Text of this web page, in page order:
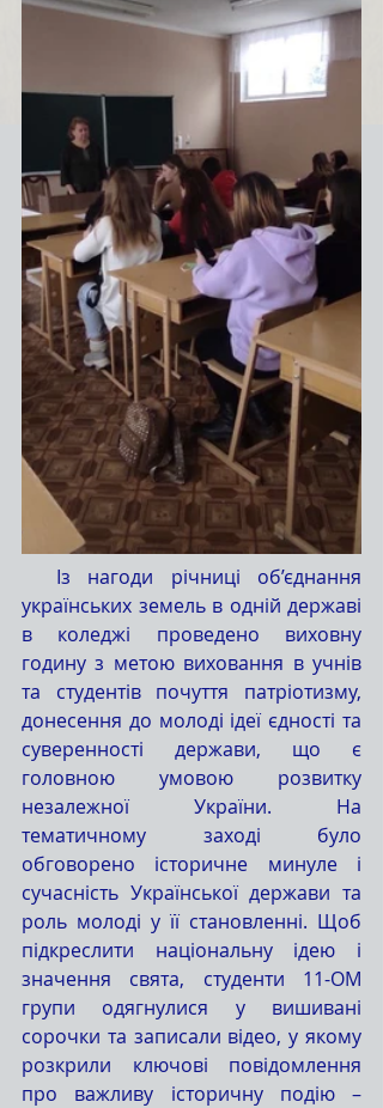
українських земель в одній державі
в коледжі проведено виховну
годину з метою виховання в учнів
та студентів почуття патріотизму,
донесення до молоді ідеї єдності та
суверенності держави, що є
головною умовою розвитку
незалежної України. На
тематичному заході було
обговорено історичне минуле і
сучасність Української держави та
роль молоді у її становленні. Щоб
підкреслити національну ідею і
значення свята, студенти 11-ОМ
групи одягнулися у вишивані
сорочки та записали відео, у якому
розкрили ключові повідомлення
про важливу історичну подію –